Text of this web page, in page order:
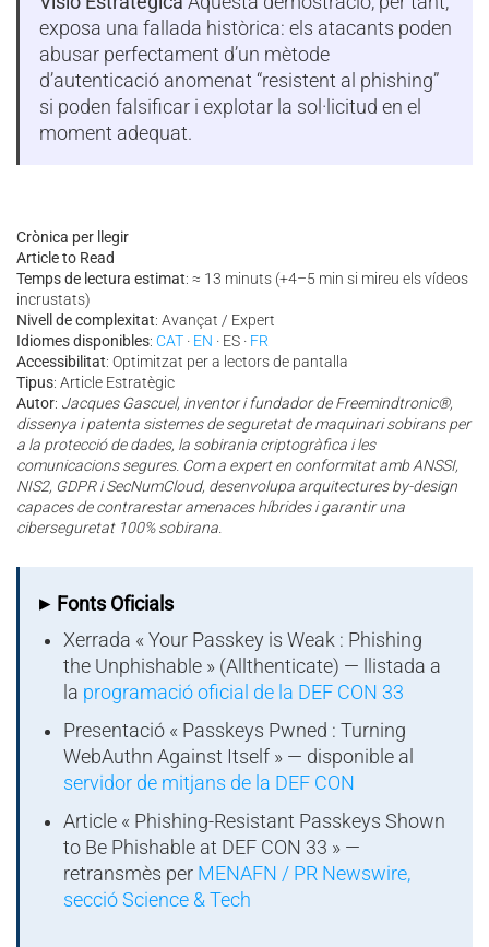
exposa una fallada històrica: els atacants poden
abusar perfectament d’un mètode
d’autenticació anomenat “resistent al phishing”
si poden falsificar i explotar la sol·licitud en el
moment adequat.
Crònica per llegir
Article to Read
Temps de lectura estimat: ≈ 13 minuts (+4–5 min si mireu els vídeos
incrustats)
Nivell de complexitat: Avançat / Expert
Idiomes disponibles: CAT · EN · ES · FR
Accessibilitat: Optimitzat per a lectors de pantalla
Tipus: Article Estratègic
Autor: Jacques Gascuel, inventor i fundador de Freemindtronic®,
dissenya i patenta sistemes de seguretat de maquinari sobirans per
a la protecció de dades, la sobirania criptogràfica i les
comunicacions segures. Com a expert en conformitat amb ANSSI,
NIS2, GDPR i SecNumCloud, desenvolupa arquitectures by-design
capaces de contrarestar amenaces híbrides i garantir una
ciberseguretat 100% sobirana.
▸ Fonts Oficials
Xerrada « Your Passkey is Weak : Phishing
the Unphishable » (Allthenticate) — llistada a
la programació oficial de la DEF CON 33
Presentació « Passkeys Pwned : Turning
WebAuthn Against Itself » — disponible al
servidor de mitjans de la DEF CON
Article « Phishing-Resistant Passkeys Shown
to Be Phishable at DEF CON 33 » —
retransmès per MENAFN / PR Newswire,
secció Science & Tech